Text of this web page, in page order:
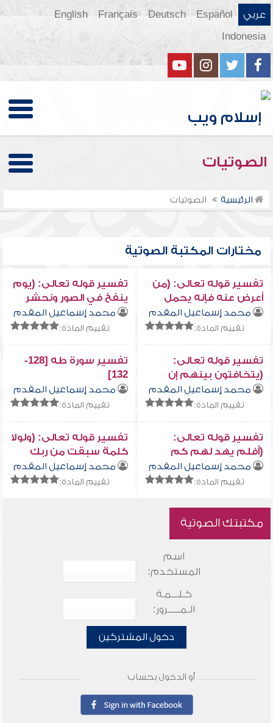
عربي Español
Deutsch
Français
English
Indonesia
الصوتيات
الرئيسية الصوتيات
مختارات المكتبة الصوتية
تفسير قوله تعالى: (من
أعرض عنه فإنه يحمل
يوم القيامة وزراً)
محمد إسماعيل المقدم
تقييم المادة:
تفسير قوله تعالى: (يوم
ينفخ في الصور ونحشر
المجرمين يومئذٍ زرقاً ...)
محمد إسماعيل المقدم
تقييم المادة:
تفسير قوله تعالى:
(يتخافتون بينهم إن
لبثتم إلا عشراً)
محمد إسماعيل المقدم
تقييم المادة:
تفسير سورة طه [128-
132]
محمد إسماعيل المقدم
تقييم المادة:
تفسير قوله تعالى:
(أفلم يهد لهم كم
أهلكنا قبلهم من
القرون...)
محمد إسماعيل المقدم
تقييم المادة:
تفسير قوله تعالى: (ولولا
كلمة سبقت من ربك
لكان لزاماً وأجل مسمى)
محمد إسماعيل المقدم
تقييم المادة:
مكتبتك الصوتية
اسم
المستخدم:
كـلـــمـة
الـمـــــرور:
دخول المشتركين
أو الدخول بحساب